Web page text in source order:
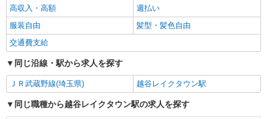
高収入・高額
週払い
服装自由
髪型・髪色自由
交通費支給
同じ沿線・駅から求人を探す
ＪＲ武蔵野線(埼玉県) 越谷レイクタウン駅
同じ職種から越谷レイクタウン駅の求人を探す